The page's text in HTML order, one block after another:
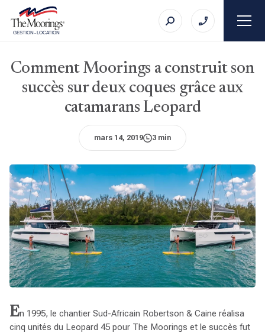
GESTION - LOCATION
Comment Moorings a construit son
succès sur deux coques grâce aux
catamarans Leopard
mars 14, 2019 3 min
En 1995, le chantier Sud-Africain Robertson & Caine réalisa
cinq unités du Leopard 45 pour The Moorings et le succès fut